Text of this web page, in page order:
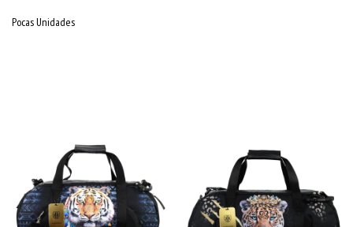
Pocas Unidades